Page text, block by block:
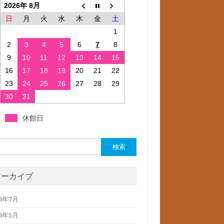
2026年 8月
日
月 火 水 木 金
土
1
2
3 4 5 6 7
8
9
10 11 12 13 14
15
16
17 18 19 20 21
22
23
24 25 26 27 28
29
30
31
休館日
カイブ
年7月
年5月